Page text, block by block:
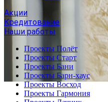
Акции
Кредитование
Наши работы
Проекты Полёт
Проекты Старт
Проекты Бани
Проекты Барн-хаус
Проекты Восход
Проекты Гармония